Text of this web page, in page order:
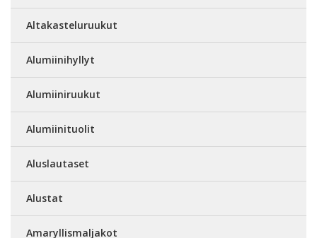
Altakasteluruukut
Alumiinihyllyt
Alumiiniruukut
Alumiinituolit
Aluslautaset
Alustat
Amaryllismaljakot